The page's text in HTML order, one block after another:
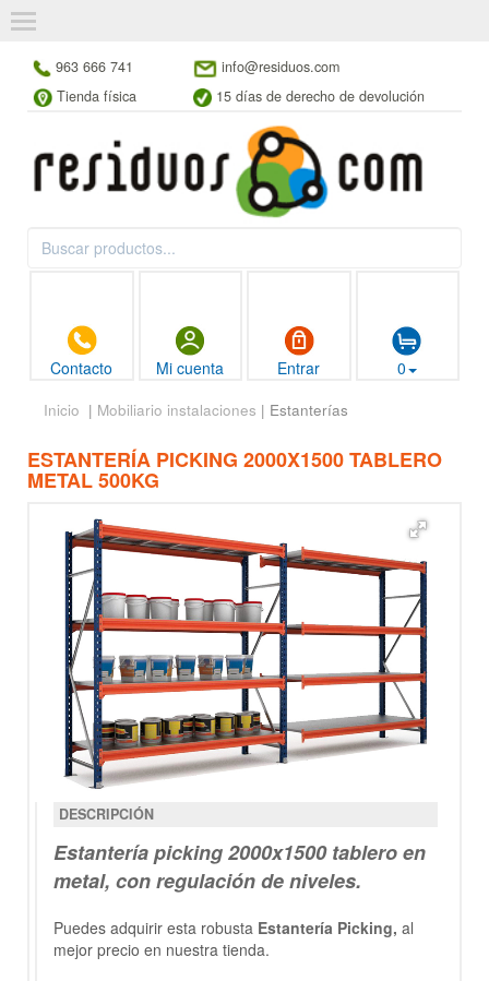
963 666 741
info@residuos.com
Tienda física
15 días de derecho de devolución
Contacto Mi cuenta Entrar 0
Inicio | Mobiliario instalaciones | Estanterías
ESTANTERÍA PICKING 2000X1500 TABLERO
METAL 500KG
DESCRIPCIÓN
Estanteríapicking 2000x1500tablero en
metal, con regulación de niveles.
Puedes adquirir esta robusta Estantería Picking, al
mejor precio en nuestra tienda.